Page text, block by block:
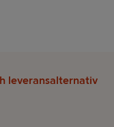
leveransalternativ